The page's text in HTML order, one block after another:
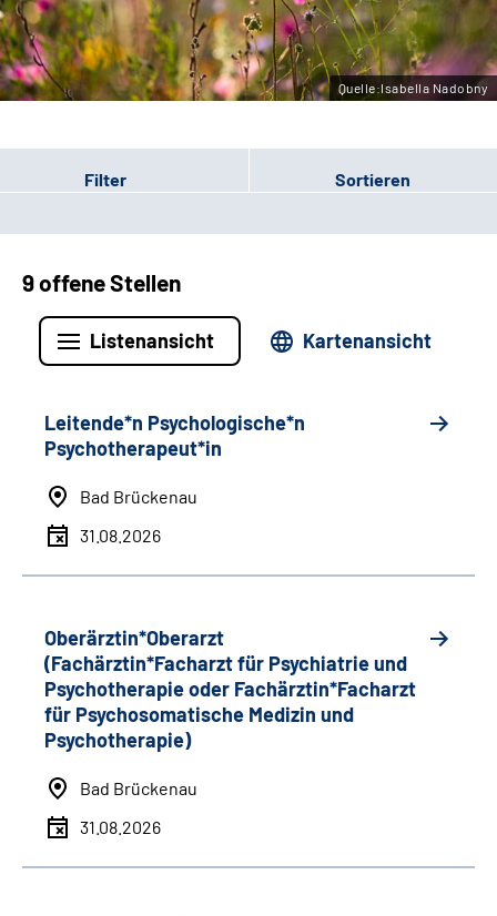
Leichte Sprache
Gebärdensprache
Quelle:Isabella Nadobny
Filter Sortieren
9 offene Stellen
Listenansicht Kartenansicht
Leitende*n Psychologische*n
Psychotherapeut*in
Bad Brückenau
31.08.2026
Oberärztin*Oberarzt
(Fachärztin*Facharzt für Psychiatrie und
Psychotherapie oder Fachärztin*Facharzt
für Psychosomatische Medizin und
Psychotherapie)
Bad Brückenau
31.08.2026